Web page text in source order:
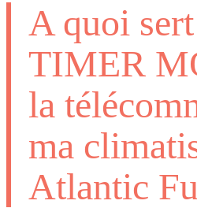
A quoi
TIMER
la
ma
Atlantic